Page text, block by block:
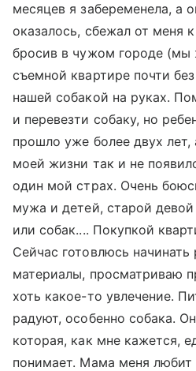
месяцев я забеременела, а
оказалось, сбежал от меня
бросив в чужом городе (мы
съемной квартире почти
нашей собакой на руках.
и перевезти собаку, но
прошло уже более двух
моей жизни так и не
один мой страх. Очень
мужа и детей, старой
или собак.... Покупкой
Сейчас готовлюсь
материалы, просматриваю
хоть какое-то увлечение.
радуют, особенно собака.
которая, как мне кажется,
понимает. Мама меня